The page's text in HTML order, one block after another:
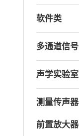
软件类
多通道信
声学实验室
测量传声
前置放大器